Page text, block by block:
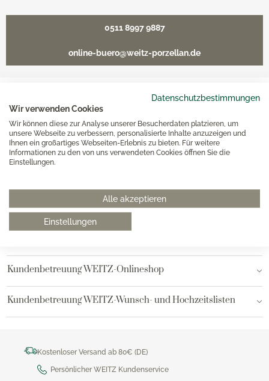
Datenschutzbestimmungen
Wir verwenden Cookies
Wir können diese zur Analyse unserer Besucherdaten platzieren, um
unsere Webseite zu verbessern, personalisierte Inhalte anzuzeigen und
Ihnen ein großartiges Webseiten-Erlebnis zu bieten. Für weitere
Informationen zu den von uns verwendeten Cookies öffnen Sie die
Einstellungen.
Alle akzeptieren
Einstellungen
0511 8997 9887
online-buero@weitz-porzellan.de
Unsere Häuser
Hannover
Hamburg AEZ
Kundenbetreuung WEITZ-Onlineshop
Kundenbetreuung WEITZ-Wunsch- und Hochzeitslisten
Kostenloser Versand ab 80€ (DE)
Persönlicher WEITZ Kundenservice